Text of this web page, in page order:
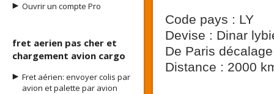
Ouvrir un compte Pro
fret aerien pas cher et
chargement avion cargo
Fret aérien: envoyer colis par
avion et palette par avion
Code pays : LY
Devise : Dinar
De Paris
Distance : 2000